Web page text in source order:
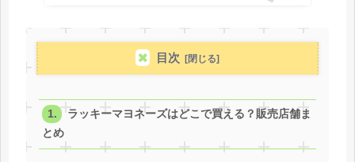
目次
ラッキーマヨネーズはどこで買える？販売店舗ま
とめ